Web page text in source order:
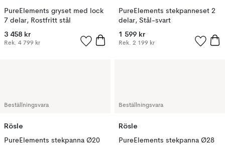
PureElements gryset med lock
7 delar, Rostfritt stål
3 458 kr
Rek. 4 799 kr
PureElements stekpanneset 2
delar, Stål-svart
1 599 kr
Rek. 2 199 kr
Beställningsvara
Rösle
PureElements stekpanna Ø20
Beställningsvara
Rösle
PureElements stekpanna Ø28